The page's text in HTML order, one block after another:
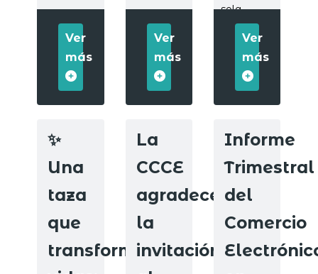
Ver
más
Ver
más
sola
plataforma.
Ver
más
✨
Una
taza
que
transforma
La
CCCE
agradece
la
invitación
Informe
Trimestral
del
Comercio